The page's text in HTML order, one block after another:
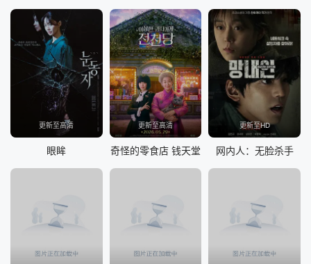
更新至高清
眼眸
更新至高清
奇怪的零食店 钱天堂
更新至HD
网内人：无脸杀手